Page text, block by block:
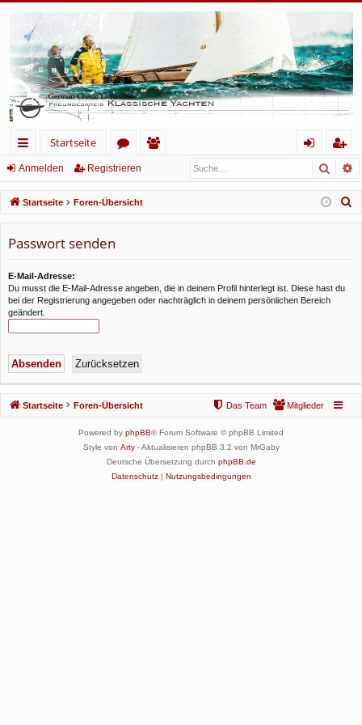
ch
ne
llz
ug
f
Startseite
or
en
lie
de
m
el
eg
ist
rie
Anmelden Registrieren
Startseite Foren-Übersicht
Passwort senden
E-Mail-Adresse:
Du musst die E-Mail-Adresse angeben, die in deinem Profil hinterlegt ist. Diese hast du
bei der Registrierung angegeben oder nachträglich in deinem persönlichen Bereich
geändert.
Startseite Foren-Übersicht Mitglieder
Das Team
Powered by phpBB® Forum Software © phpBB Limited
Style von Arty- Aktualisieren phpBB 3.2 von MrGaby
Deutsche Übersetzung durch phpBB.de
Datenschutz| Nutzungsbedingungen